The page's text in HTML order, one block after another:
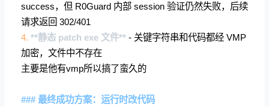
success，但 R0Guard 内部 session 验证仍然失败，后续
请求返回 302/401
4. **静态 patch exe 文件** - 关键字符串和代码都经 VMP
加密，文件中不存在
主要是他有vmp所以搞了蛮久的
### 最终成功方案：运行时改代码